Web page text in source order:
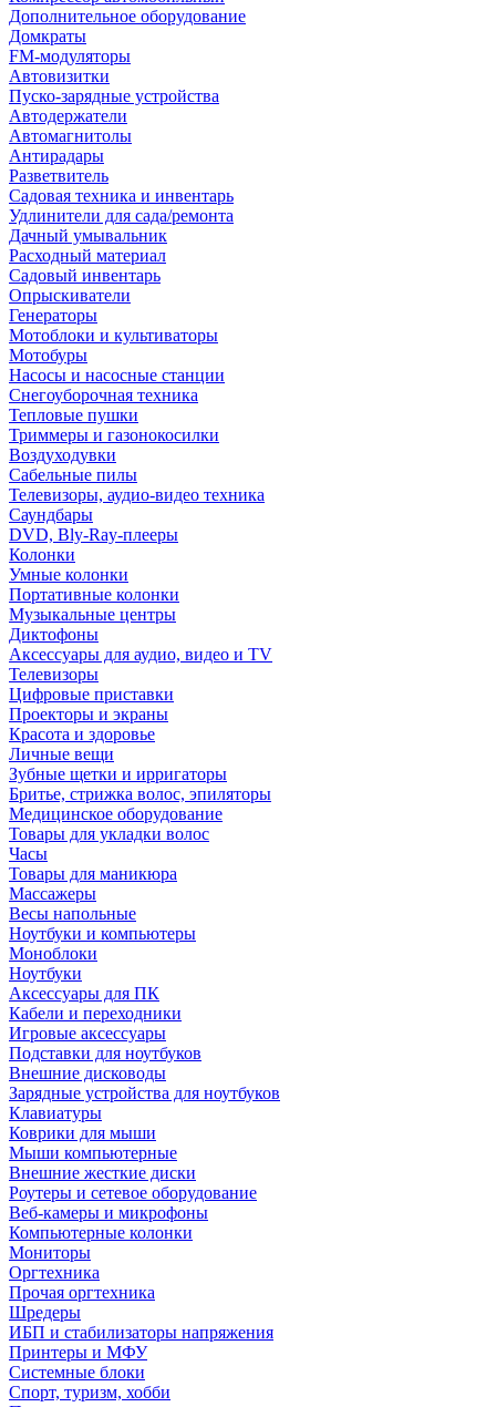
Дополнительное оборудование
Домкраты
FM-модуляторы
Автовизитки
Пуско-зарядные устройства
Автодержатели
Автомагнитолы
Антирадары
Разветвитель
Садовая техника и инвентарь
Удлинители для сада/ремонта
Дачный умывальник
Расходный материал
Садовый инвентарь
Опрыскиватели
Генераторы
Мотоблоки и культиваторы
Мотобуры
Насосы и насосные станции
Снегоуборочная техника
Тепловые пушки
Триммеры и газонокосилки
Воздуходувки
Сабельные пилы
Телевизоры, аудио-видео техника
Саундбары
DVD, Bly-Ray-плееры
Колонки
Умные колонки
Портативные колонки
Музыкальные центры
Диктофоны
Аксессуары для аудио, видео и TV
Телевизоры
Цифровые приставки
Проекторы и экраны
Красота и здоровье
Личные вещи
Зубные щетки и ирригаторы
Бритье, стрижка волос, эпиляторы
Медицинское оборудование
Товары для укладки волос
Часы
Товары для маникюра
Массажеры
Весы напольные
Ноутбуки и компьютеры
Моноблоки
Ноутбуки
Аксессуары для ПК
Кабели и переходники
Игровые аксессуары
Подставки для ноутбуков
Внешние дисководы
Зарядные устройства для ноутбуков
Клавиатуры
Коврики для мыши
Мыши компьютерные
Внешние жесткие диски
Роутеры и сетевое оборудование
Веб-камеры и микрофоны
Компьютерные колонки
Мониторы
Оргтехника
Прочая оргтехника
Шредеры
ИБП и стабилизаторы напряжения
Принтеры и МФУ
Системные блоки
Спорт, туризм, хобби